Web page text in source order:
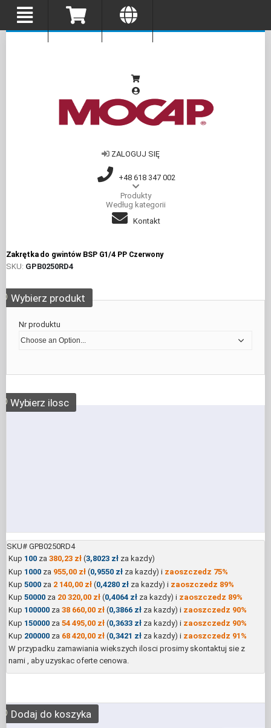
ZALOGUJ SIĘ
+48 618 347 002
Produkty
Według kategorii
Kontakt
Zakrętka do gwintów BSP G1/4 PP Czerwony
SKU GPB0250RD4
Wybierz produkt
Nr produktu
Wybierz ilosc
SKU# GPB0250RD4
Kup 100za 380,23 zł(3,8023 złza kazdy)
Kup 1000za 955,00 zł(0,9550 złza kazdy) i zaoszczedz 75%
Kup 5000za 2 140,00 zł(0,4280 złza kazdy) i zaoszczedz 89%
Kup 50000za 20 320,00 zł(0,4064 złza kazdy) i zaoszczedz 89%
Kup 100000za 38 660,00 zł(0,3866 złza kazdy) i zaoszczedz 90%
Kup 150000za 54 495,00 zł(0,3633 złza kazdy) i zaoszczedz 90%
Kup 200000za 68 420,00 zł(0,3421 złza kazdy) i zaoszczedz 91%
W przypadku zamawiania wiekszych ilosci prosimy skontaktuj sie z
nami , aby uzyskac oferte cenowa.
Dodaj do koszyka